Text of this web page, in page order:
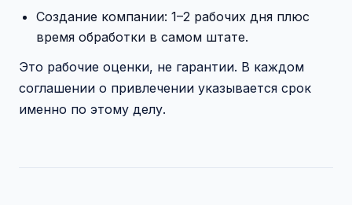
Создание компании: 1–2 рабочих дня плюс
время обработки в самом штате.
Это рабочие оценки, не гарантии. В каждом
соглашении о привлечении указывается срок
именно по этому делу.